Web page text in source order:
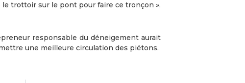
trottoir sur le pont pour faire ce tronçon »,
responsable du déneigement aurait
une meilleure circulation des piétons.